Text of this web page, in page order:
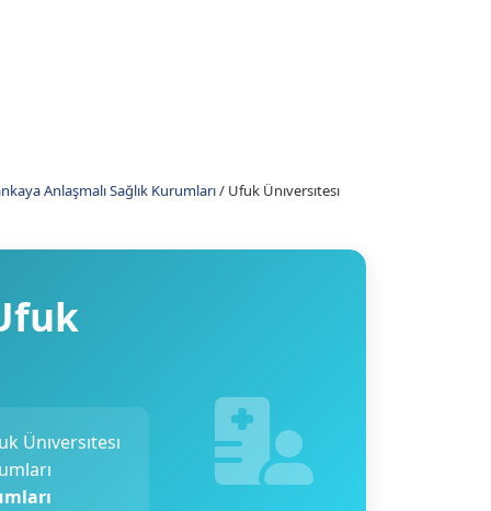
Anlaşmalı Sağlık Kurumları/ Ufuk Ünıversıtesı
Ünıversıtesı